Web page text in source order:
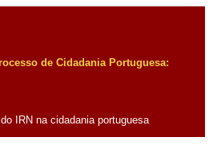
de Cidadania Portuguesa:
IRN na cidadania portuguesa